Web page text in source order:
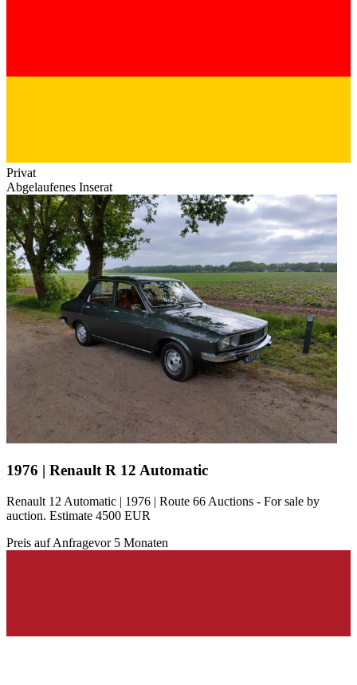
Privat
Abgelaufenes Inserat
1976 | Renault R 12 Automatic
Renault 12 Automatic | 1976 | Route 66 Auctions - For sale by
auction. Estimate 4500 EUR
Preis auf Anfragevor 5 Monaten